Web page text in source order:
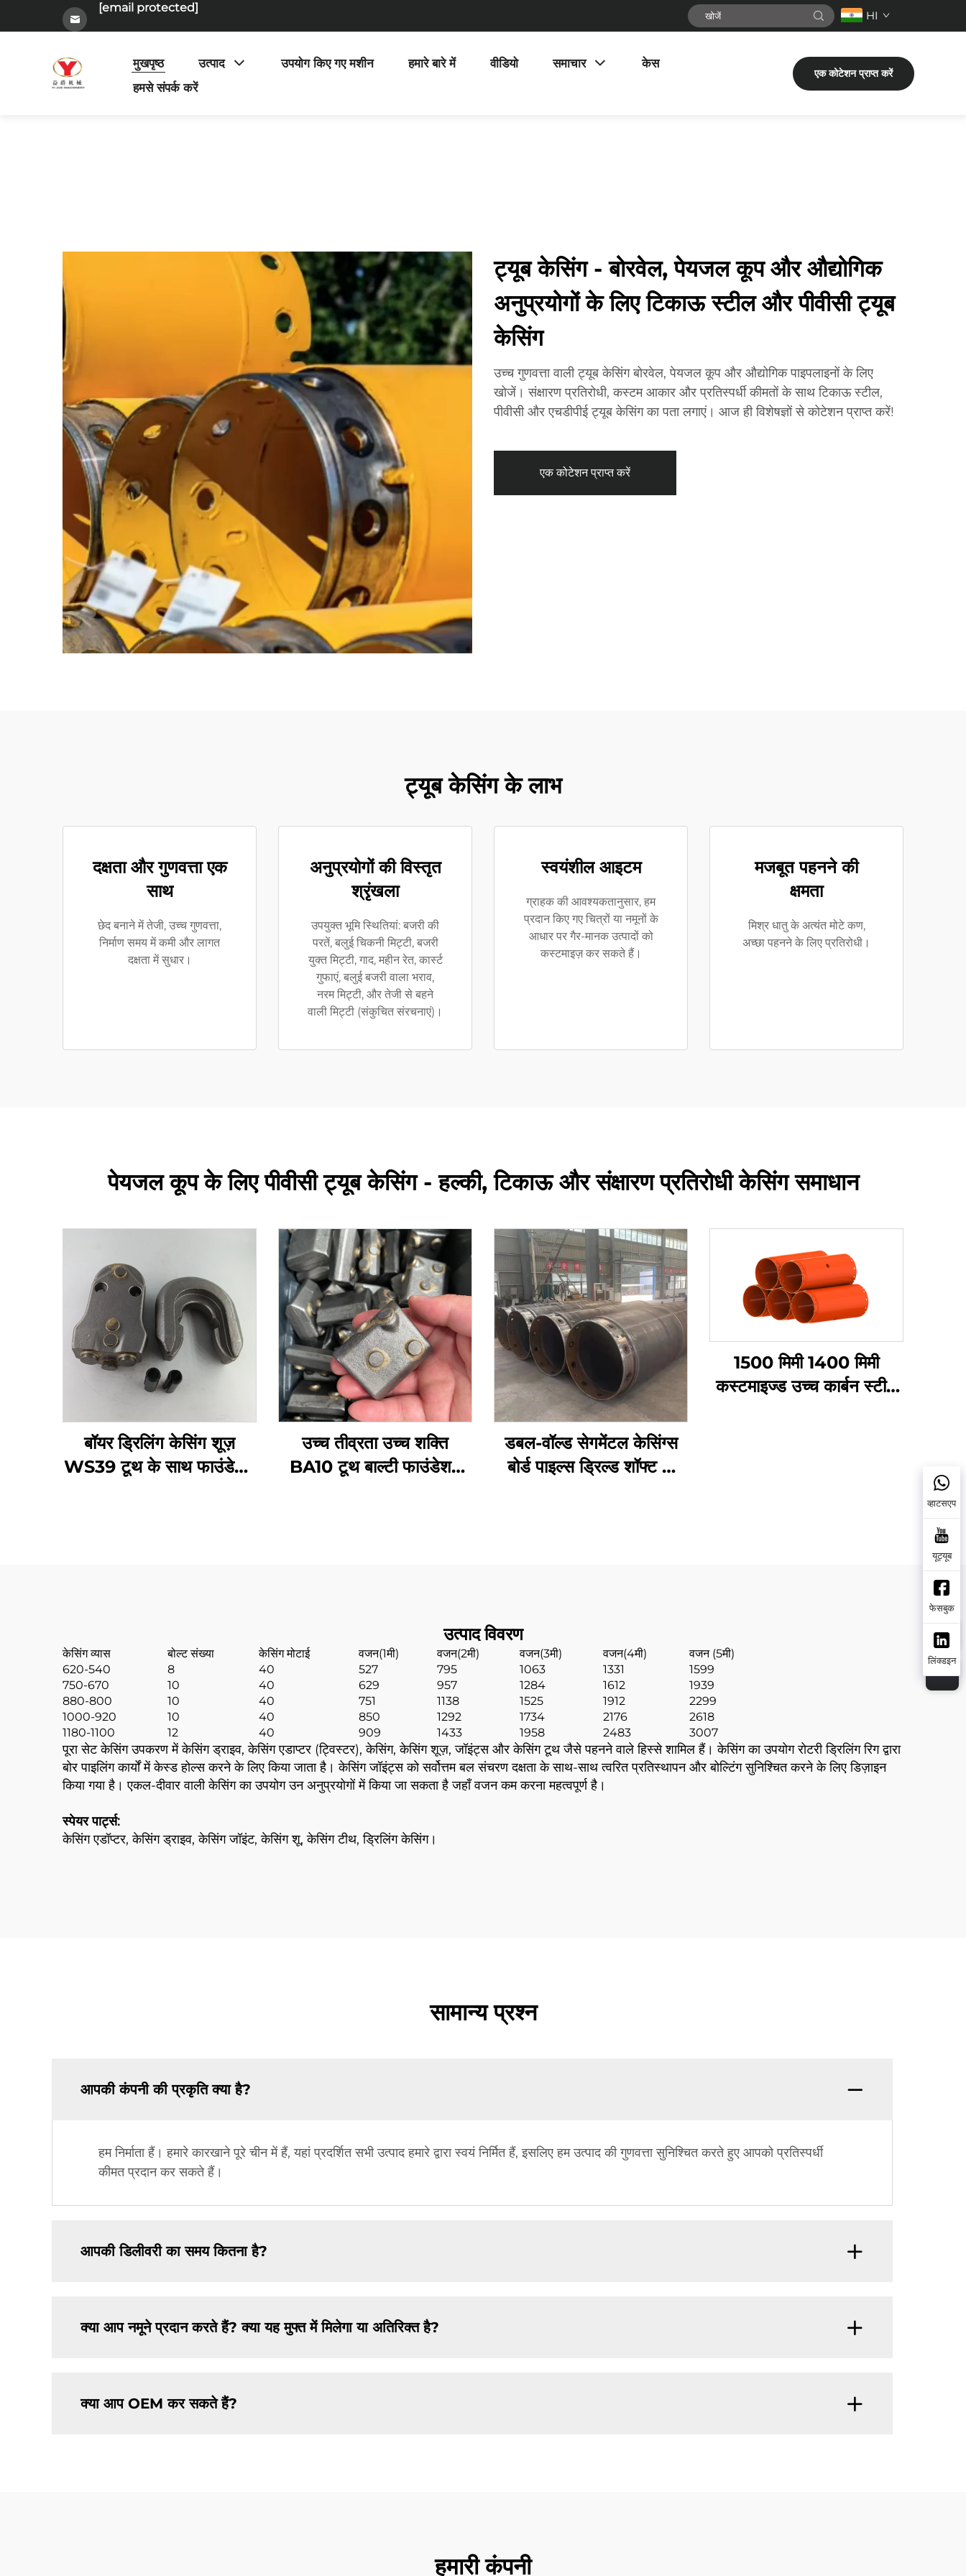
[email protected]
HI
मुखपृष्ठ उत्पाद उपयोग किए गए मशीन हमारे बारे में वीडियो समाचार
केस
हमसे संपर्क करें
एक कोटेशन प्राप्त करें
ट्यूब केसिंग - बोरवेल, पेयजल कूप और औद्योगिक
अनुप्रयोगों के लिए टिकाऊ स्टील और पीवीसी ट्यूब
केसिंग
उच्च गुणवत्ता वाली ट्यूब केसिंग बोरवेल, पेयजल कूप और औद्योगिक पाइपलाइनों के लिए
खोजें। संक्षारण प्रतिरोधी, कस्टम आकार और प्रतिस्पर्धी कीमतों के साथ टिकाऊ स्टील,
पीवीसी और एचडीपीई ट्यूब केसिंग का पता लगाएं। आज ही विशेषज्ञों से कोटेशन प्राप्त करें!
एक कोटेशन प्राप्त करें
ट्यूब केसिंग के लाभ
दक्षता और गुणवत्ता एक
साथ
छेद बनाने में तेजी, उच्च गुणवत्ता,
निर्माण समय में कमी और लागत
दक्षता में सुधार।
अनुप्रयोगों की विस्तृत
श्रृंखला
उपयुक्त भूमि स्थितियां: बजरी की
परतें, बलुई चिकनी मिट्टी, बजरी
युक्त मिट्टी, गाद, महीन रेत, कार्स्ट
गुफाएं, बलुई बजरी वाला भराव,
नरम मिट्टी, और तेजी से बहने
वाली मिट्टी (संकुचित संरचनाएं)।
स्वयंशील आइटम
ग्राहक की आवश्यकतानुसार, हम
प्रदान किए गए चित्रों या नमूनों के
आधार पर गैर-मानक उत्पादों को
कस्टमाइज़ कर सकते हैं।
मजबूत पहनने की
क्षमता
मिश्र धातु के अत्यंत मोटे कण,
अच्छा पहनने के लिए प्रतिरोधी।
पेयजल कूप के लिए पीवीसी ट्यूब केसिंग - हल्की, टिकाऊ और संक्षारण प्रतिरोधी केसिंग समाधान
बॉयर ड्रिलिंग केसिंग शूज़
WS39 टूथ के साथ फाउंडेशन
उच्च तीव्रता उच्च शक्ति
BA10 टूथ बाल्टी फाउंडेशन
डबल-वॉल्ड सेगमेंटल केसिंग्स
बोर्ड पाइल्स ड्रिल्ड शॉफ्ट के
1500 मिमी 1400 मिमी
कस्टमाइज्ड उच्च कार्बन स्टील
उत्पाद विवरण
केसिंग व्यास बोल्ट संख्या केसिंग मोटाई वजन(1मी) वजन(2मी) वजन(3मी) वजन(4मी)
वजन (5मी)
620-540
8 40 527 795 1063 1331
1599
750-670
10 40 629 957 1284 1612
1939
880-800
10 40 751 1138 1525 1912
2299
1000-920
10 40 850 1292 1734 2176
2618
1180-1100
12 40 909 1433 1958 2483 3007
पूरा सेट केसिंग उपकरण में केसिंग ड्राइव, केसिंग एडाप्टर (ट्विस्टर), केसिंग, केसिंग शूज़, जॉइंट्स और केसिंग टूथ जैसे पहनने वाले हिस्से शामिल हैं। केसिंग का उपयोग रोटरी ड्रिलिंग रिग द्वारा
बोर पाइलिंग कार्यों में केस्ड होल्स करने के लिए किया जाता है। केसिंग जॉइंट्स को सर्वोत्तम बल संचरण दक्षता के साथ-साथ त्वरित प्रतिस्थापन और बोल्टिंग सुनिश्चित करने के लिए डिज़ाइन
किया गया है। एकल-दीवार वाली केसिंग का उपयोग उन अनुप्रयोगों में किया जा सकता है जहाँ वजन कम करना महत्वपूर्ण है।
स्पेयर पार्ट्स:
केसिंग एडॉप्टर, केसिंग ड्राइव, केसिंग जॉइंट, केसिंग शू, केसिंग टीथ, ड्रिलिंग केसिंग।
सामान्य प्रश्न
आपकी कंपनी की प्रकृति क्या है?
हम निर्माता हैं। हमारे कारखाने पूरे चीन में हैं, यहां प्रदर्शित सभी उत्पाद हमारे द्वारा स्वयं निर्मित हैं, इसलिए हम उत्पाद की गुणवत्ता सुनिश्चित करते हुए आपको प्रतिस्पर्धी
कीमत प्रदान कर सकते हैं।
आपकी डिलीवरी का समय कितना है?
क्या आप नमूने प्रदान करते हैं? क्या यह मुफ्त में मिलेगा या अतिरिक्त है?
क्या आप OEM कर सकते हैं?
हमारी कंपनी
व्हाटसएप
यूट्यूब
फेसबुक
लिंक्डइन